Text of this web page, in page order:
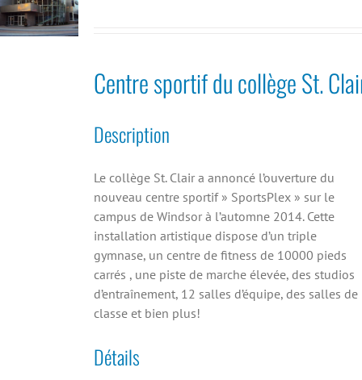
Centre sportif du collège St.
Description
Le collège St. Clair a annoncé l’ouverture du
nouveau centre sportif » SportsPlex » sur le
campus de Windsor à l’automne 2014. Cette
installation artistique dispose d’un triple
gymnase, un centre de fitness de 10000 pieds
carrés , une piste de marche élevée, des studios
d’entraînement, 12 salles d’équipe, des salles de
classe et bien plus!
Détails